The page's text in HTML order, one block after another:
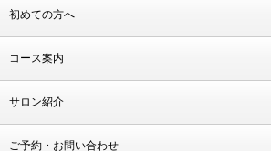
初めての方へ
コース案内
サロン紹介
ご予約・お問い合わせ